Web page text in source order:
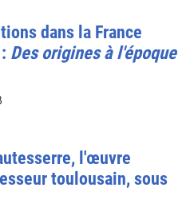
dans la France
Des origines à l'époque
l'œuvre
toulousain, sous